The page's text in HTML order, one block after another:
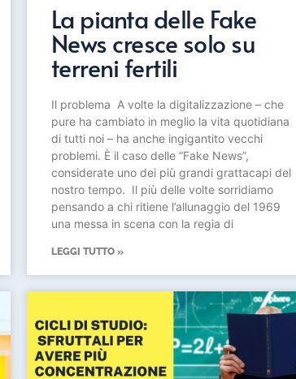
La pianta delle Fake
News cresce solo su
terreni fertili
Il problema A volte la digitalizzazione – che
pure ha cambiato in meglio la vita quotidiana
di tutti noi – ha anche ingigantito vecchi
problemi. È il caso delle “Fake News”,
considerate uno dei più grandi grattacapi del
nostro tempo. Il più delle volte sorridiamo
pensando a chi ritiene l’allunaggio del 1969
una messa in scena con la regia di
LEGGI TUTTO »